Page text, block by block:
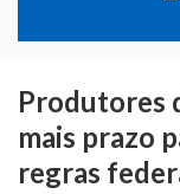
Produtores
mais prazo
regras